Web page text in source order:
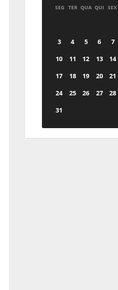
SEG TER QUA QUI SEX
3
4 5 6 7
10
11 12 13 14
17
18 19 20 21
24
25 26 27 28
31